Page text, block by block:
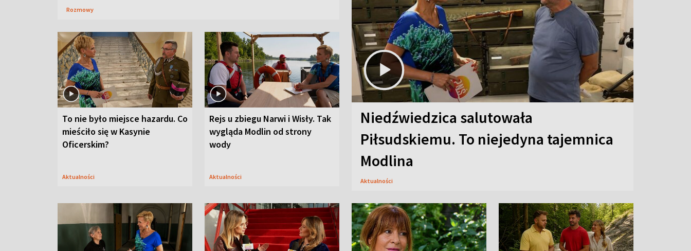
Rozmowy
To nie było miejsce hazardu. Co
mieściło się w Kasynie
Oficerskim?
Aktualności
Rejs u zbiegu Narwi i Wisły. Tak
wygląda Modlin od strony
wody
Aktualności
Niedźwiedzica salutowała
Piłsudskiemu. To niejedyna tajemnica
Modlina
Aktualności